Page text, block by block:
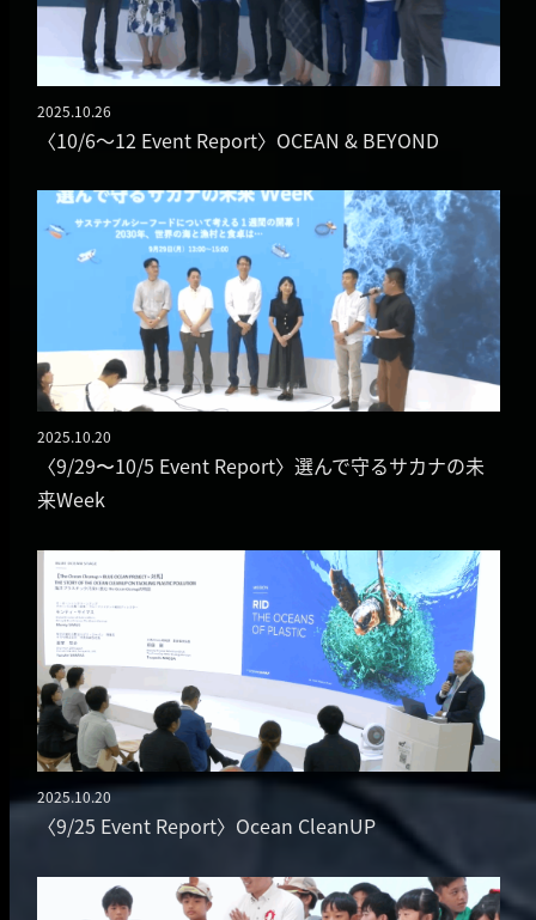
〈10/6～12 Event Report〉OCEAN & BEYOND
投稿日
2025.10.26
〈9/29〜10/5 Event Report〉選んで守るサカナの未
来Week
投稿日
2025.10.20
〈9/25 Event Report〉Ocean CleanUP
投稿日
2025.10.20